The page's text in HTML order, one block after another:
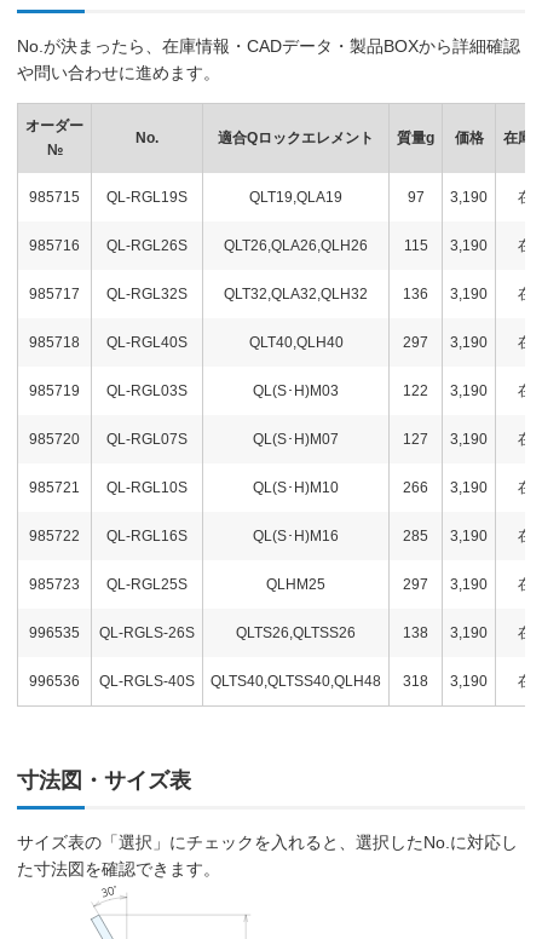
No.が決まったら、在庫情報・CADデータ・製品BOXから詳細確認
や問い合わせに進めます。
オーダー
№
No. 適合Qロックエレメント 質量g 価格 在庫
985715 QL-RGL19S QLT19,QLA19 97 3,190 在
985716 QL-RGL26S QLT26,QLA26,QLH26 115 3,190 在
985717 QL-RGL32S QLT32,QLA32,QLH32 136 3,190 在
985718 QL-RGL40S QLT40,QLH40 297 3,190 在
985719 QL-RGL03S QL(S･H)M03 122 3,190 在
985720 QL-RGL07S QL(S･H)M07 127 3,190 在
985721 QL-RGL10S QL(S･H)M10 266 3,190 在
985722 QL-RGL16S QL(S･H)M16 285 3,190 在
985723 QL-RGL25S QLHM25 297 3,190 在
996535 QL-RGLS-26S QLTS26,QLTSS26 138 3,190 在
996536 QL-RGLS-40S QLTS40,QLTSS40,QLH48 318 3,190 在
寸法図・サイズ表
サイズ表の「選択」にチェックを入れると、選択したNo.に対応し
た寸法図を確認できます。